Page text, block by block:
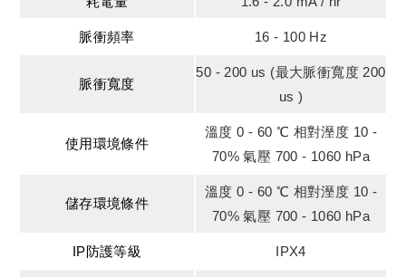
脈衝頻率 16 - 100 Hz
脈衝寬度
50 - 200 us (最大脈衝寬度 200
us )
使用環境條件
溫度 0 - 60 ℃ 相對溼度 10 -
70% 氣壓 700 - 1060 hPa
儲存環境條件
溫度 0 - 60 ℃ 相對溼度 10 -
70% 氣壓 700 - 1060 hPa
IP防護等級 IPX4